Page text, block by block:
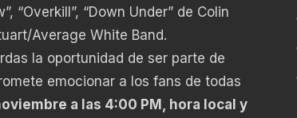
“Overkill”, “Down Under” de Colin
Average White Band.
la oportunidad de ser parte de
emocionar a los fans de todas
a las 4:00 PM, hora local y